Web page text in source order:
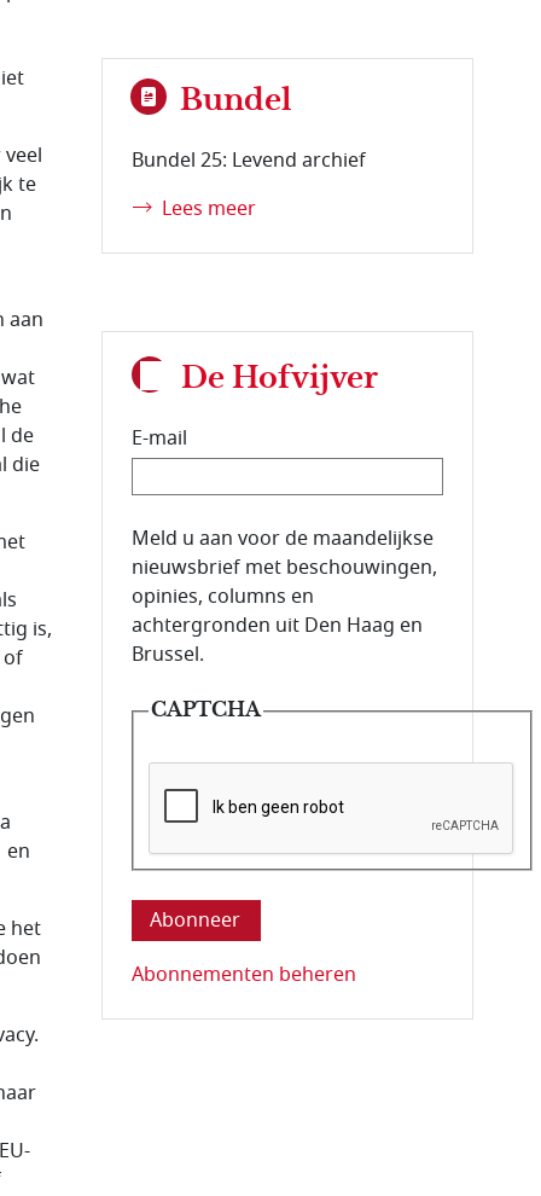
te
aan
de
die
is,
of
en
het
Bundel
Bundel 25: Levend archief
Lees meer
De Hofvijver
E-mail
E-mailadres van de abonnee.
Meld u aan voor de maandelijkse
nieuwsbrief met beschouwingen,
opinies, columns en
achtergronden uit Den Haag en
Brussel.
CAPTCHA
Deze vraag is om te controleren dat u
Abonnementen beheren